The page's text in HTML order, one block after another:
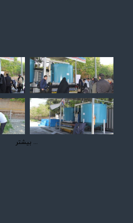
بیشتر ...